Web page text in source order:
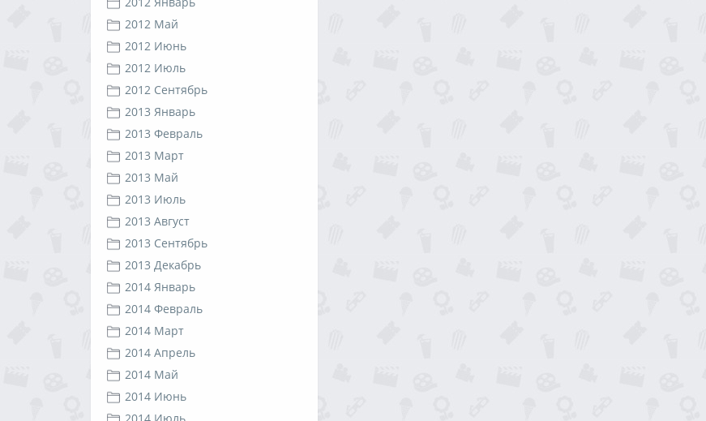
2012 Май
2012 Июнь
2012 Июль
2012 Сентябрь
2013 Январь
2013 Февраль
2013 Март
2013 Май
2013 Июль
2013 Август
2013 Сентябрь
2013 Декабрь
2014 Январь
2014 Февраль
2014 Март
2014 Апрель
2014 Май
2014 Июнь